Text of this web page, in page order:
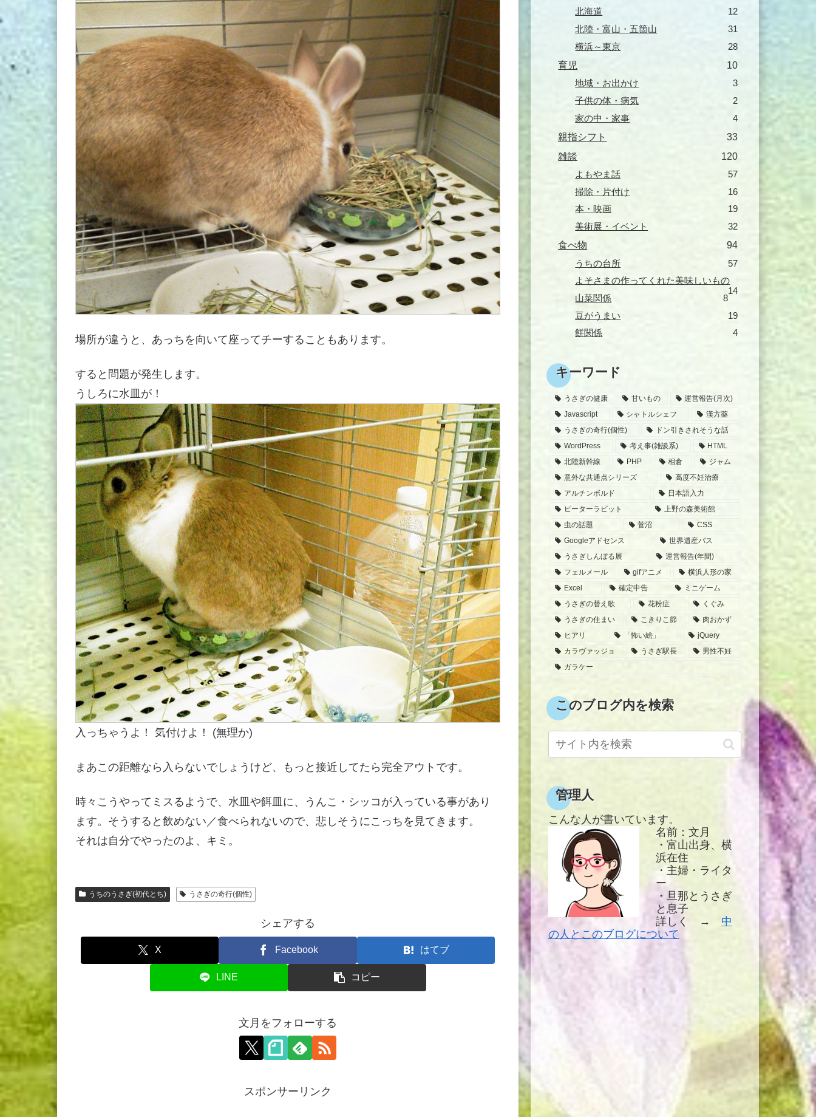
場所が違うと、あっちを向いて座ってチーすることもあります。
すると問題が発生します。
うしろに水皿が！
入っちゃうよ！ 気付けよ！ (無理か)
まあこの距離なら入らないでしょうけど、もっと接近してたら完全アウトです。
時々こうやってミスるようで、水皿や餌皿に、うんこ・シッコが入っている事があり
ます。そうすると飲めない／食べられないので、悲しそうにこっちを見てきます。
それは自分でやったのよ、キミ。
うちのうさぎ(初代とち) うさぎの奇行(個性)
シェアする
X Facebook はてブ
LINE コピー
文月をフォローする
スポンサーリンク
北海道
12
北陸・富山・五箇山
31
横浜～東京
28
育児 10
地域・お出かけ
3
子供の体・病気
2
家の中・家事
4
親指シフト
33
雑談
120
よもやま話
57
掃除・片付け
16
本・映画
19
美術展・イベント
32
食べ物 94
うちの台所
57
よそさまの作ってくれた美味しいもの
14
山菜関係
8
豆がうまい
19
餅関係
4
キーワード
うさぎの健康 甘いもの
運営報告(月次)
Javascript
シャトルシェフ
漢方薬
うさぎの奇行(個性)
ドン引きされそうな話
WordPress
考え事(雑談系)
HTML
北陸新幹線
PHP 相倉
ジャム
意外な共通点シリーズ
高度不妊治療
アルチンボルド
日本語入力
ピーターラビット
上野の森美術館
虫の話題
菅沼
CSS
Googleアドセンス
世界遺産バス
うさぎしんぼる展
運営報告(年間)
フェルメール
gifアニメ
横浜人形の家
Excel
確定申告
ミニゲーム
うさぎの替え歌
花粉症
くぐみ
うさぎの住まい
こきりこ節
肉おかず
ヒアリ
「怖い絵」
jQuery
カラヴァッジョ
うさぎ駅長
男性不妊
ガラケー
このブログ内を検索
管理人
こんな人が書いています。
名前：文月
・富山出身、横
浜在住
・主婦・ライタ
ー
・旦那とうさぎ
と息子
詳しく → 中
の人とこのブログについて